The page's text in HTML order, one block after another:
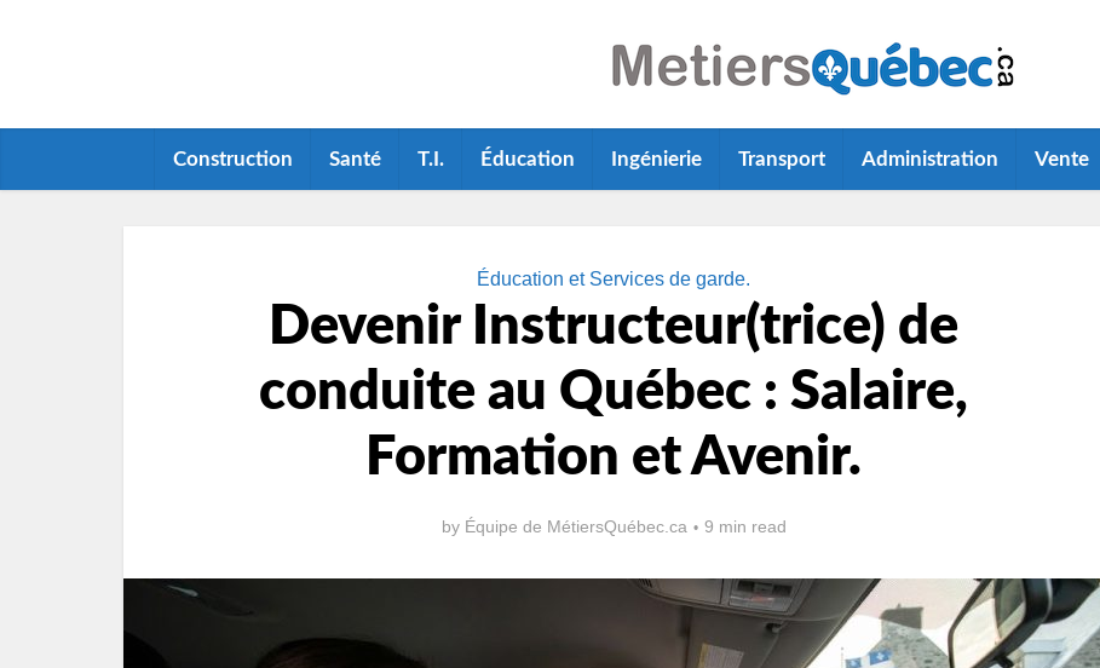
Construction Santé T.I. Éducation Ingénierie Transport Administration Vente
Éducation et Services de garde.
Devenir Instructeur(trice) de
conduite au Québec : Salaire,
Formation et Avenir.
by Équipe de MétiersQuébec.ca 9 min read